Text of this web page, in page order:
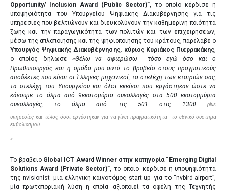
Opportunity/ Inclusion Award (Public Sector)”, το οποίο κέρδισε η
υποψηφιότητα του Υπουργείου Ψηφιακής Διακυβέρνησης για τις
υπηρεσίες που βελτιώνουν και διευκολύνουν την καθημερινή ποιότητα
ζωής και την παραγωγικότητα των πολιτών και των επιχειρήσεων,
μέσω της απλοποίησης και της ψηφιοποίησης του κράτους, παρέλαβε ο
Υπουργός Ψηφιακής Διακυβέρνησης, κύριος Κυριάκος Πιερρακάκης
ο οποίος δήλωσε
«Θέλω να αφιερώσω τόσο εγώ όσο και ο
Πρωθυπουργός και η ομάδα μου αυτό το βραβείο στους πραγματικούς
αποδέκτες που είναι οι Έλληνες μηχανικοί, τα στελέχη των εταιριών σας,
τα στελέχη του Υπουργείου και όλοι εκείνοι που εργάστηκαν ώστε να
κάνουμε το άλμα από 9εκατομύρια συναλλαγές στα 500 εκατομμύρια
συναλλαγές, το άλμα από τις 501 στις 1300
plus
υπηρεσίες και τέλος όσοι εργάστηκαν για να γίνει πραγματικότητα το εθνικό σύστημα
εμβολιασμού
».
Το βραβείοGlobal ICT Award Winner στην κατηγορία “Emerging Digital
Solutions Award (Private Sector)”,το οποίο κέρδισε η υποψηφιότητα
της nvisionist -μία ελληνική καινοτόμος start up- για το “nvbird airport”,
μία πρωτοποριακή λύση η οποία αξιοποιεί τα οφέλη της Τεχνητής